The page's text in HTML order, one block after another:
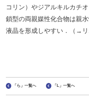
コリン）やジアルキルカチ
鎖型の両親媒性化合物は親
液晶を形成しやすい．（→リ
「ら」一覧へ 「L」一覧へ